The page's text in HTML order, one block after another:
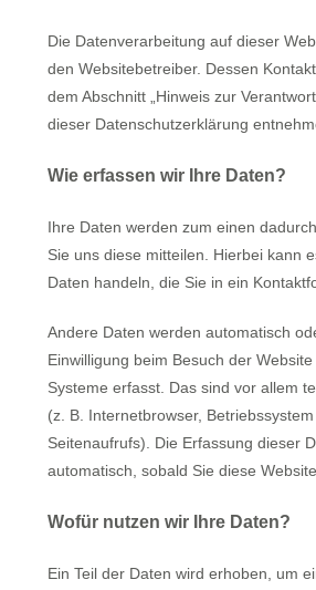
Die Datenverarbeitung auf dieser
den Websitebetreiber. Dessen
dem Abschnitt „Hinweis zur
dieser Datenschutzerklärung
Wie erfassen wir Ihre Daten?
Ihre Daten werden zum einen
Sie uns diese mitteilen. Hierbei kann
Daten handeln, die Sie in ein
Andere Daten werden automatisch
Einwilligung beim Besuch der
Systeme erfasst. Das sind vor allem
(z. B. Internetbrowser,
Seitenaufrufs). Die Erfassung dieser
automatisch, sobald Sie diese
Wofür nutzen wir Ihre Daten?
Ein Teil der Daten wird erhoben, um